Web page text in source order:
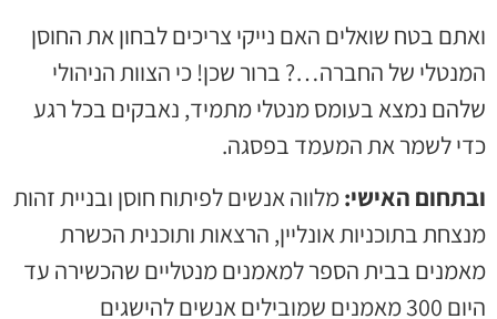
בטח שואלים האם נייקי צריכים לבחון את החוסן
של החברה…? ברור שכן! כי הצוות הניהולי
נמצא בעומס מנטלי מתמיד, נאבקים בכל רגע
לשמר את המעמד בפסגה.
האישי:מלווה אנשים לפיתוח חוסן ובניית זהות
בתוכניות אונליין, הרצאות ותוכנית הכשרת
בבית הספר למאמנים מנטליים שהכשירה עד
היום 300 מאמנים שמובילים אנשים להישגים